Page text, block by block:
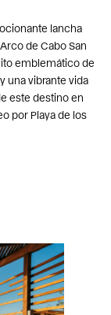
lancha
de Cabo San
emblemático de
una vibrante vida
este destino en
por Playa de los